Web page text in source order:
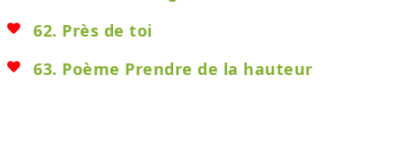
62. Près de toi
63. Poème Prendre de la hauteur